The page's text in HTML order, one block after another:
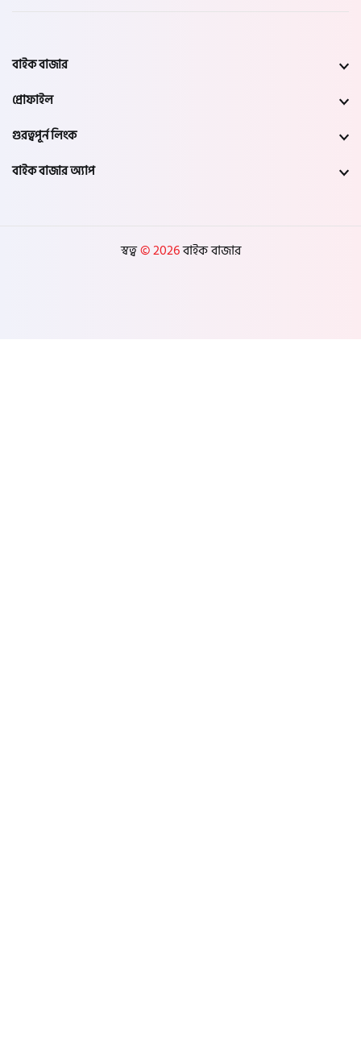
বাইক বাজার
প্রোফাইল
গুরত্বপূর্ন লিংক
বাইক বাজার অ্যাপ
স্বত্ব© 2026বাইক বাজার